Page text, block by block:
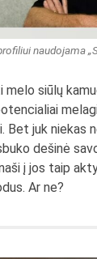
naudojama
melo siūlų
Bet juk niekas
dešinė
į jos taip
Ar ne?